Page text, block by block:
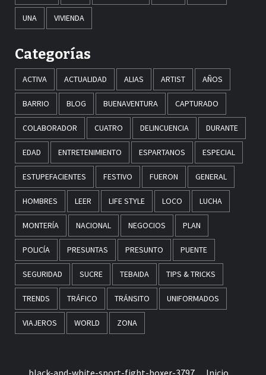
UNA VIVIENDA
Categorías
ACTIVA ACTUALIDAD ALIAS ARTIST AÑOS
BARRIO BLOG BUENAVENTURA CAPTURADO
COLABORADOR CUATRO DELINCUENCIA DURANTE
EDAD ENTRETENIMIENTO ESPARTANOS ESPECIAL
ESTUPEFACIENTES FESTIVO FUERON GENERAL
HOMBRES LEER LIFE STYLE LOCO LUCHA
MONTERÍA NACIONAL NEGOCIOS PLAN
POLICÍA PRESUNTAS PRESUNTO PUENTE
SEGURIDAD SUCRE TEBAIDA TIPS & TRICKS
TRENDS TRÁFICO TRÁNSITO UNIFORMADOS
VIAJEROS WORLD ZONA